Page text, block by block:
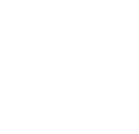
Перейти к